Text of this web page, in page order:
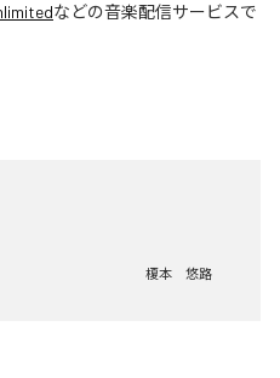
などの音楽配信サービスで
榎本 悠路